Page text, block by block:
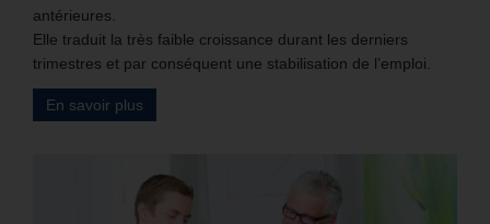
antérieures.
Elle traduit la très faible croissance durant les derniers
trimestres et par conséquent une stabilisation de l’emploi.
En savoir plus